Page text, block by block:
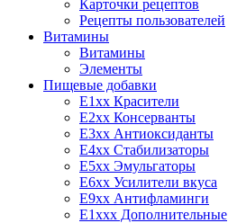
Карточки рецептов
Рецепты пользователей
Витамины
Витамины
Элементы
Пищевые добавки
E1xx Красители
E2xx Консерванты
E3xx Антиоксиданты
E4xx Стабилизаторы
E5xx Эмульгаторы
E6xx Усилители вкуса
E9xx Антифламинги
E1xxx Дополнительные